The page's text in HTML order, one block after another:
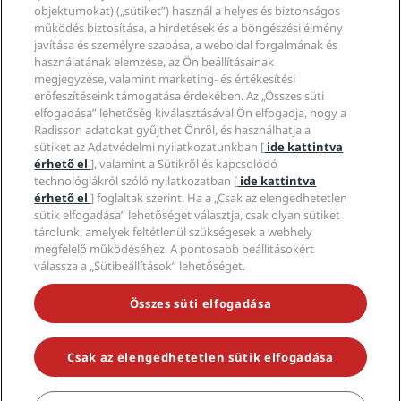
Radisson Hotels-alkalmazás
Sportszállodák
Családbarát szállodák
Egészség és biztonság
Radisson Hotel Group
Média
Karrierlehetőségek az RHG-nál
Karrierlehetőségek a PPHE-nél
Karrierlehetőségek az EHL-nél
The Club by RHG
Üzletfejlesztés
Felelős üzletvitel
Beszerzés
Jogi nyilatkozat
Adatvédelmi Központ
Jogi nyilatkozat
A Radisson Rewards szerződési feltételei
Webhelyhasználati szerződés
Digitális akadálymentesítés
Modern rabszolgaság-nyilatkozat
Súgó
Fogyasztóvédelmi felhívások
Kapcsolat
GYIK
Oldaltérkép
Közösségi média
Radisson Hotels-márkák
NE MARADJON LE A LEGNÉPSZERŰBB AKCIÓKRÓL
© 2026 Radisson Hotel Group.Minden jog fenntartva. Az RHG
Radisson Hotel Group, a Radisson, a Radisson RED, a Radisson Blu, a
Radisson Collection, a Radisson Individuals, a Park Plaza, a Park Inn, a
objektumokat) („sütiket”) használ a helyes és biztonságos
működés biztosítása, a hirdetések és a böngészési élmény
javítása és személyre szabása, a weboldal forgalmának és
használatának elemzése, az Ön beállításainak
megjegyzése, valamint marketing- és értékesítési
erőfeszítéseink támogatása érdekében. Az „Összes süti
elfogadása” lehetőség kiválasztásával Ön elfogadja, hogy a
Radisson adatokat gyűjthet Önről, és használhatja a
sütiket az Adatvédelmi nyilatkozatunkban [ ide kattintva
érhető el], valamint a Sütikről és kapcsolódó
technológiákról szóló nyilatkozatban [ ide kattintva
érhető el] foglaltak szerint. Ha a „Csak az elengedhetetlen
sütik elfogadása” lehetőséget választja, csak olyan sütiket
tárolunk, amelyek feltétlenül szükségesek a webhely
megfelelő működéséhez. A pontosabb beállításokért
válassza a „Sütibeállítások” lehetőséget.
Összes süti elfogadása
Csak az elengedhetetlen sütik elfogadása